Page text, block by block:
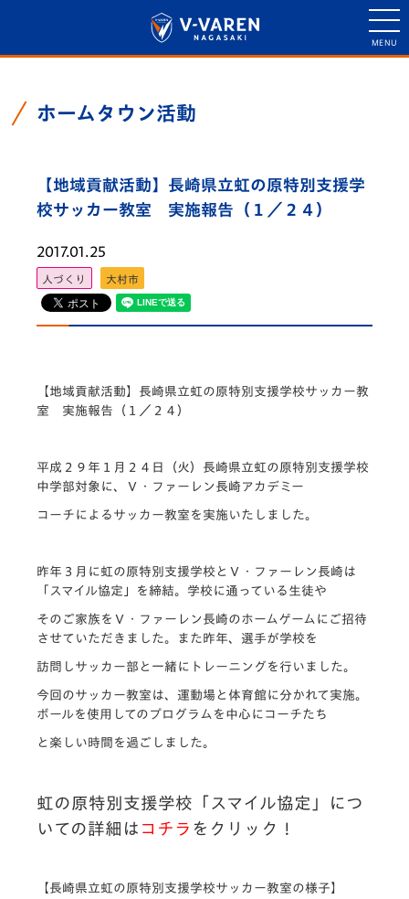
ホームタウン活動
【地域貢献活動】長崎県立虹の原特別支援学
校サッカー教室 実施報告（１／２４）
2017.01.25
人づくり 大村市
【地域貢献活動】長崎県立虹の原特別支援学校サッカー教
室 実施報告（１／２４）
平成２９年１月２４日（火）長崎県立虹の原特別支援学校
中学部対象に、Ｖ・ファーレン長崎アカデミー
コーチによるサッカー教室を実施いたしました。
昨年３月に虹の原特別支援学校とＶ・ファーレン長崎は
「スマイル協定」を締結。学校に通っている生徒や
そのご家族をＶ・ファーレン長崎のホームゲームにご招待
させていただきました。また昨年、選手が学校を
訪問しサッカー部と一緒にトレーニングを行いました。
今回のサッカー教室は、運動場と体育館に分かれて実施。
ボールを使用してのプログラムを中心にコーチたち
と楽しい時間を過ごしました。
虹の原特別支援学校「スマイル協定」につ
いての詳細は コチラ をクリック！
【長崎県立虹の原特別支援学校サッカー教室の様子】